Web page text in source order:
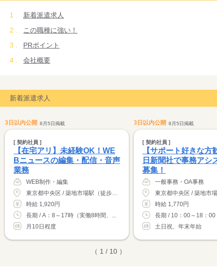
新着派遣求人
この職種に強い！
PRポイント
会社概要
新着派遣求人
3日以内公開 8月5日掲載
[ 契約社員 ]
【在宅アリ】未経験OK！WE
Bニュースの編集・配信・音声
業務
WEB制作・編集
東京都中央区 / 築地市場駅（徒歩0分）
時給 1,920円
長期 / A：8～17時（実働8時間、...
月10日程度
3日以内公開 8月5日掲載
[ 契約社員 ]
【サポート好きな方
日新聞社で事務アシ
募集！
一般事務・OA事務
時給 1,770円
長期 / 10：00～18：00
土日祝、年末年始
（ 1 / 10 ）